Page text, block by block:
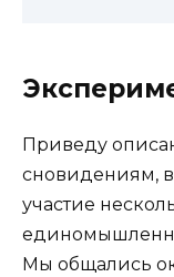
Приведу
сновидениям,
участие
Мы общались